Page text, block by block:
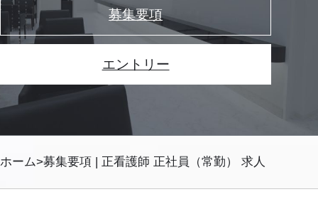
募集要項
エントリー
ホーム 募集要項 | 正看護師 正社員（常勤） 求人